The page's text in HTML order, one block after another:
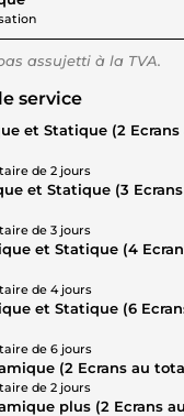
assujetti à la TVA.
service
et Statique (2 Ecrans
de 2 jours
et Statique (3
de 3 jours
et Statique (4
de 4 jours
et Statique (6
de 6 jours
(2 Ecrans au
de 2 jours
plus (2 Ecrans au